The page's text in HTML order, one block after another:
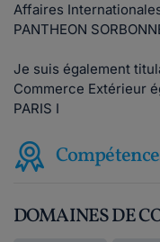
Affaires
PANTHEON
Je suis également
Commerce Extérieur
PARIS I
DOMAINES DE